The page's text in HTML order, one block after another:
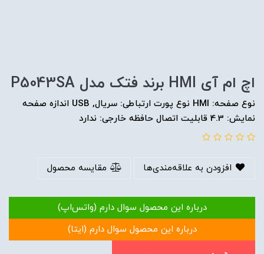
اچ ام آی HMI برند فتک مدل P5043SA
نوع صفحه: HMI نوع پورت ارتباطی: سریال, USB اندازه صفحه
نمایش: 4.3 قابلیت اتصال حافظه خارجی: ندارد
افزودن به علاقه‌مندی‌ها مقایسه محصول
درباره این محصول سوال دارم (واتس‌اپ)
درباره این محصول سوال دارم (ایتا)